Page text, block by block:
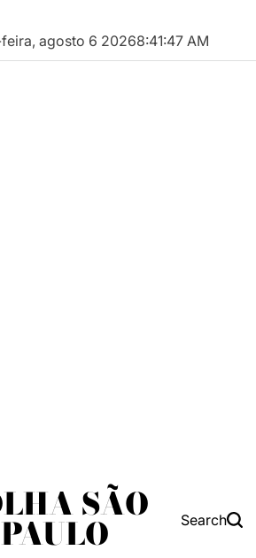
agosto 6 20268:41:48 AM
SÃO
PAULO Search